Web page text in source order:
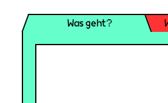
Was geht?